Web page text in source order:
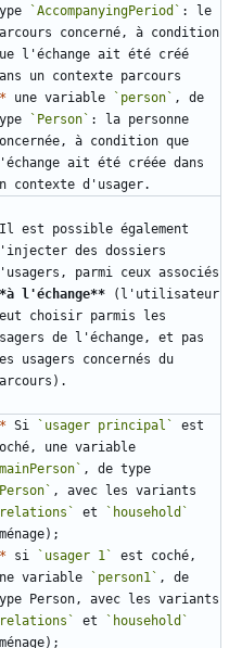
`AccompanyingPeriod` : le
concerné, à condition
l'échange ait été créé
* une variable `person` , de
`Person` : la personne
à condition que
ait été créée dans
Il est possible également
des dossiers
l'échange** (l'utilisateur
choisir parmis les
de l'échange, et pas
usagers concernés du
* Si `usager principal`
est
et
`household`
* si `usager 1`
est coché,
variable
`person1` , de
et
`household`